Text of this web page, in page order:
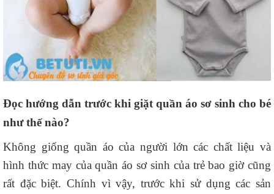
Đọc hướng dẫn trước khi giặt quần áo sơ sinh cho bé
như thế nào?
Không giống quần áo của người lớn các chất liệu và
hình thức may của quần áo sơ sinh của trẻ bao giờ cũng
rất đặc biệt. Chính vì vậy, trước khi sử dụng các sản